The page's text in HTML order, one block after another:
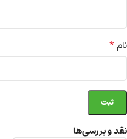
نقد و بررسی‌ها
نام*